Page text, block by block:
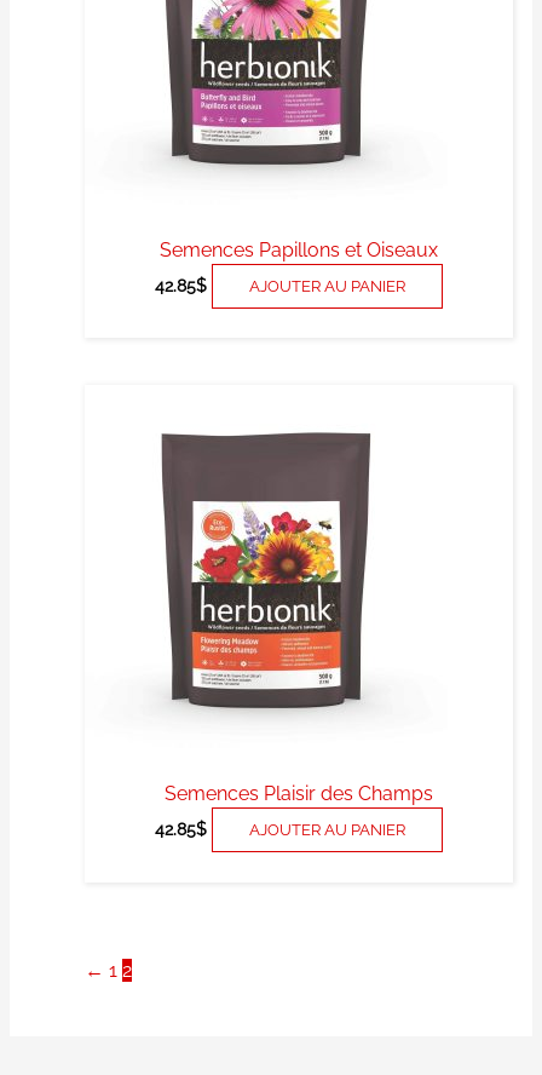
Semences Papillons et Oiseaux
42.85$ AJOUTER AU PANIER
Semences Plaisir des Champs
42.85$ AJOUTER AU PANIER
← 1 2